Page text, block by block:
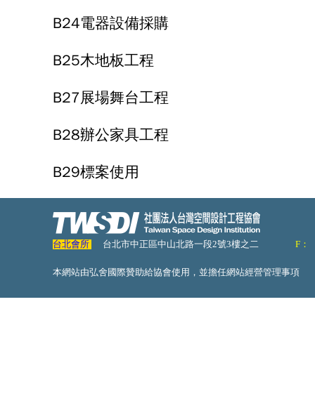
B24電器設備採購
B25木地板工程
B27展場舞台工程
B28辦公家具工程
B29標案使用
台北會所 台北市中正區中山北路一段2號3樓之二 F：
本網站由弘舍國際贊助給協會使用，並擔任網站經營管理事項